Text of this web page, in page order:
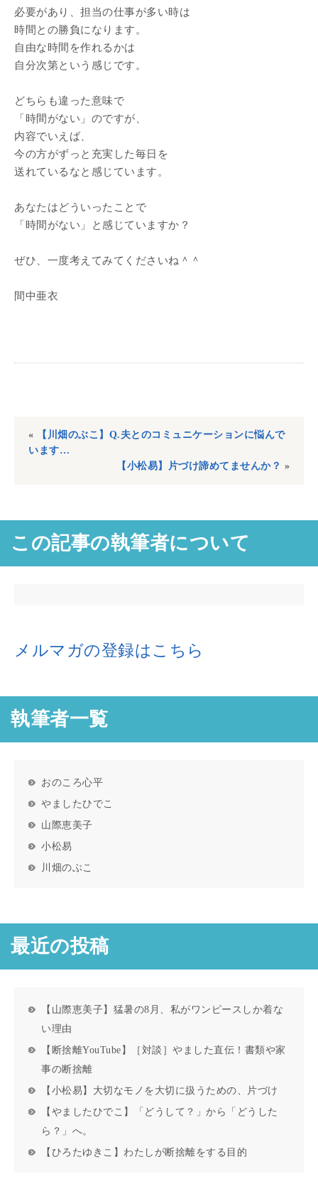
必要があり、担当の仕事が多い時は
時間との勝負になります。
自由な時間を作れるかは
自分次第という感じです。
どちらも違った意味で
「時間がない」のですが、
内容でいえば、
今の方がずっと充実した毎日を
送れているなと感じています。
あなたはどういったことで
「時間がない」と感じていますか？
ぜひ、一度考えてみてくださいね＾＾
間中亜衣
«
【川畑のぶこ】Q.夫とのコミュニケーションに悩んで
います…
【小松易】片づけ諦めてませんか？ »
この記事の執筆者について
メルマガの登録はこちら
執筆者一覧
おのころ心平
やましたひでこ
山際恵美子
小松易
川畑のぶこ
最近の投稿
【山際恵美子】猛暑の8月、私がワンピースしか着な
い理由
【断捨離YouTube】［対談］やました直伝！書類や家
事の断捨離
【小松易】大切なモノを大切に扱うための、片づけ
【やましたひでこ】「どうして？」から「どうした
ら？」へ。
【ひろたゆきこ】わたしが断捨離をする目的